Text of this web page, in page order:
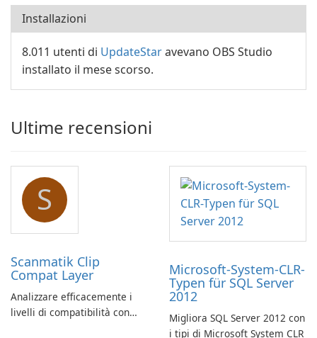
Installazioni
8.011 utenti di UpdateStaravevano OBS Studio
installato il mese scorso.
Ultime recensioni
S
Scanmatik Clip
Compat Layer
Analizzare efficacemente i
livelli di compatibilità con
Microsoft-System-CLR-
Typen für SQL Server
2012
Migliora SQL Server 2012 con
i tipi di Microsoft System CLR